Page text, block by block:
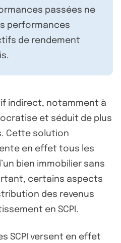
passées ne
performances
de rendement
indirect, notamment à
et séduit de plus
Cette solution
en effet tous les
bien immobilier sans
certains aspects
des revenus
en SCPI.
SCPI versent en effet